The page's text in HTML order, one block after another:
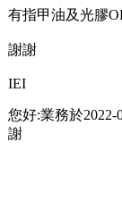
有指甲油及光膠
謝謝
IEI
您好:業務於
謝